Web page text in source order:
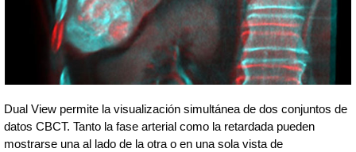
Dual View permite la visualización simultánea de dos conjuntos de
datos CBCT. Tanto la fase arterial como la retardada pueden
mostrarse una al lado de la otra o en una sola vista de